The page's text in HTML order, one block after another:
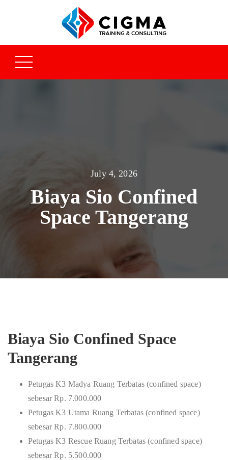
July 4, 2026
Biaya Sio Confined
Space Tangerang
Biaya Sio Confined Space
Tangerang
Petugas K3 Madya Ruang Terbatas (confined space)
sebesar Rp. 7.000.000
Petugas K3 Utama Ruang Terbatas (confined space)
sebesar Rp. 7.800.000
Petugas K3 Rescue Ruang Terbatas (confined space)
sebesar Rp. 5.500.000